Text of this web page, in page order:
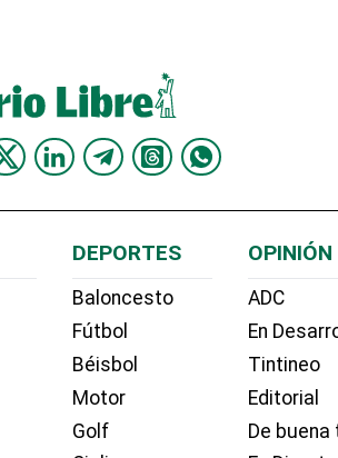
DEPORTES
Baloncesto
Fútbol
Béisbol
Motor
Golf
OPINIÓN
ADC
En
Tintineo
Editorial
De buena